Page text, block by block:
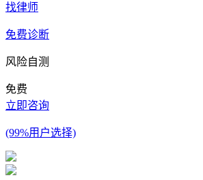
找律师
免费诊断
风险自测
免费
立即咨询
(99%用户选择)